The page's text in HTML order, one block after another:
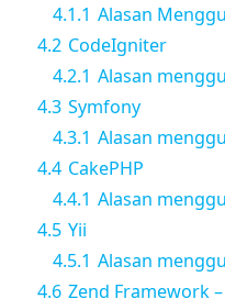
4.1.1 Alasan
4.2 CodeIgniter
4.2.1 Alasan
4.3 Symfony
4.3.1 Alasan
4.4 CakePHP
4.4.1 Alasan
4.5 Yii
4.5.1 Alasan
4.6 Zend Framework